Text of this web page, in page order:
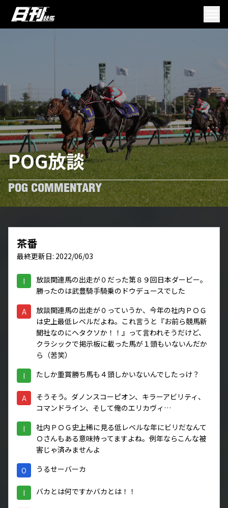
POG放談
POG COMMENTARY
茶番
最終更新日: 2022/06/03
I
放談関連馬の出走が０だった第８９回日本ダービー。
勝ったのは武豊騎手騎乗のドウデュースでした
A
放談関連馬の出走が０っていうか、今年の社内ＰＯＧ
は史上最低レベルだよね。これ言うと『お前ら競馬新
聞社なのにヘタクソか！！』って言われそうだけど、
クラシックで掲示板に載った馬が１頭もいないんだか
ら（苦笑）
I たしか重賞勝ち馬も４頭しかいないんでしたっけ？
A
そうそう。ダノンスコーピオン、キラーアビリティ、
コマンドライン、そして俺のエリカヴィ…
I
社内ＰＯＧ史上稀に見る低レベルな年にビリだなんて
Ｏさんもある意味持ってますよね。例年ならこんな被
害じゃ済みませんよ
O うるせーバーカ
I バカとは何ですかバカとは！！